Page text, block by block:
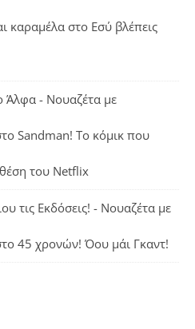
καραμέλα στο Εσύ βλέπεις
Άλφα - Νουαζέτα με
Sandman! Το κόμικ που
του Netflix
τις Εκδόσεις! - Νουαζέτα με
45 χρονών! Όου μάι Γκαντ!